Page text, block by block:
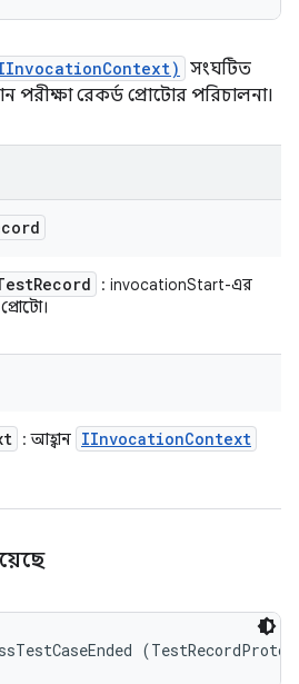
সংঘটিত
রেকর্ড প্রোটোর পরিচালনা।
Record
: invocationStart-এর
: আহ্বান IInvocationContext